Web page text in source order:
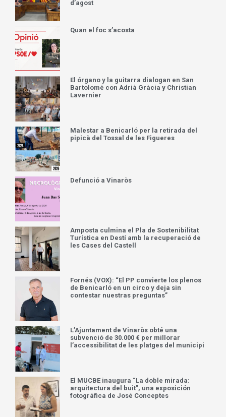
d’agost
Quan el foc s’acosta
El órgano y la guitarra dialogan en San
Bartolomé con Adrià Gràcia y Christian
Lavernier
Malestar a Benicarló per la retirada del
pipicà del Tossal de les Figueres
Defunció a Vinaròs
Amposta culmina el Pla de Sostenibilitat
Turística en Destí amb la recuperació de
les Cases del Castell
Fornés (VOX): “El PP convierte los plenos
de Benicarló en un circo y deja sin
contestar nuestras preguntas”
L’Ajuntament de Vinaròs obté una
subvenció de 30.000 € per millorar
l’accessibilitat de les platges del municipi
El MUCBE inaugura “La doble mirada:
arquitectura del buit”, una exposición
fotográfica de José Conceptes